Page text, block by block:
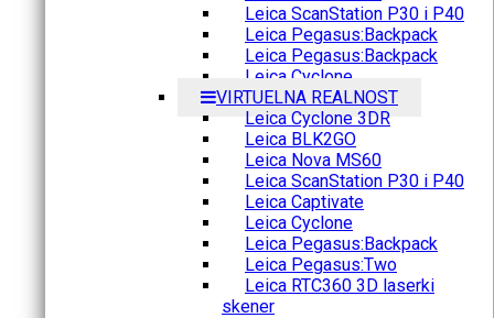
Leica ScanStation P30 i P40
Leica Pegasus:Backpack
Leica Pegasus:Backpack
Leica Cyclone
VIRTUELNA REALNOST
Leica Cyclone 3DR
Leica BLK2GO
Leica Nova MS60
Leica ScanStation P30 i P40
Leica Captivate
Leica Cyclone
Leica Pegasus:Backpack
Leica Pegasus:Two
Leica RTC360 3D laserki
skener